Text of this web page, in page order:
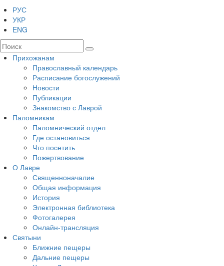
РУС
УКР
ENG
Прихожанам
Православный календарь
Расписание богослужений
Новости
Публикации
Знакомство с Лаврой
Паломникам
Паломнический отдел
Где остановиться
Что посетить
Пожертвование
О Лавре
Священноначалие
Общая информация
История
Электронная библиотека
Фотогалерея
Онлайн-трансляция
Святыни
Ближние пещеры
Дальние пещеры